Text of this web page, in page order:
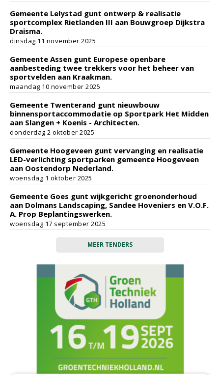
Gemeente Lelystad gunt ontwerp & realisatie
sportcomplex Rietlanden III aan Bouwgroep Dijkstra
Draisma.
dinsdag 11 november 2025
Gemeente Assen gunt Europese openbare
aanbesteding twee trekkers voor het beheer van
sportvelden aan Kraakman.
maandag 10 november 2025
Gemeente Twenterand gunt nieuwbouw
binnensportaccommodatie op Sportpark Het Midden
aan Slangen + Koenis - Architecten.
donderdag 2 oktober 2025
Gemeente Hoogeveen gunt vervanging en realisatie
LED-verlichting sportparken gemeente Hoogeveen
aan Oostendorp Nederland.
woensdag 1 oktober 2025
Gemeente Goes gunt wijkgericht groenonderhoud
aan Dolmans Landscaping, Sandee Hoveniers en V.O.F.
A. Prop Beplantingswerken.
woensdag 17 september 2025
MEER TENDERS